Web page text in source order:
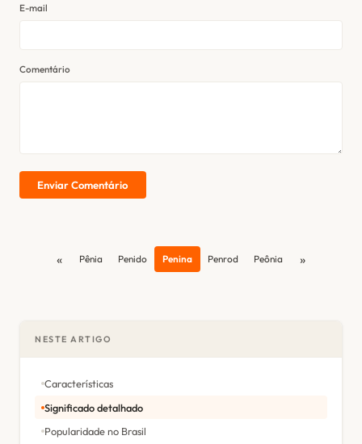
E-mail
Comentário
Enviar Comentário
« Pênia Penido Penina Penrod Peônia »
NESTE ARTIGO
Características
Significado detalhado
Popularidade no Brasil